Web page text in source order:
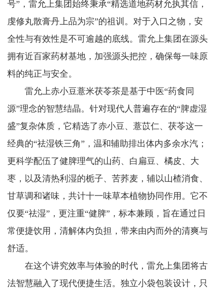
号”，雷允上集团始终秉承“精选道地药材允执其信，
虔修丸散膏丹上品为宗”的祖训。对于入口之物，安
全性与有效性是不可逾越的底线。雷允上集团在源头
拥有近百家药材基地，加强源头把控，确保每一味原
料的纯正与安全。
雷允上赤小豆薏米茯苓茶是基于中医“药食同
源”理念的智慧结晶。针对现代人普遍存在的“脾虚湿
盛”复杂体质，它精选了赤小豆、薏苡仁、茯苓这一
经典的“祛湿铁三角”，温和辅助排出体内多余水汽；
更科学配伍了健脾理气的山药、白扁豆、橘皮、大
枣，以及清热利湿的栀子、苦荞麦，辅以山楂消食、
甘草调和诸味，共计十一味草本植物协同作用。它不
仅要“祛湿”，更注重“健脾”，标本兼顾，旨在通过日
常便捷饮用，清解体内负担，带来由内而外的清爽与
舒适。
在这个讲究效率与体验的时代，雷允上集团将古
法智慧融入了现代便捷生活。独立小袋包装设计，只